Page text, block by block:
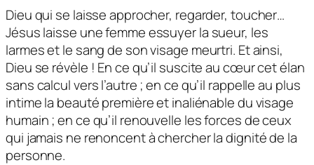
Dieu qui se laisse approcher, regarder, toucher…
Jésus laisse une femme essuyer la sueur, les
larmes et le sang de son visage meurtri. Et ainsi,
Dieu se révèle ! En ce qu’il suscite au cœur cet élan
sans calcul vers l’autre ; en ce qu’il rappelle au plus
intime la beauté première et inaliénable du visage
humain ; en ce qu’il renouvelle les forces de ceux
qui jamais ne renoncent à chercher la dignité de la
personne.